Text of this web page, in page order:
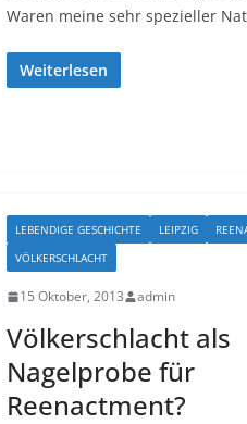
Waren meine sehr spezieller
Weiterlesen
LEBENDIGE GESCHICHTE LEIPZIG
VÖLKERSCHLACHT
15 Oktober, 2013 admin
Völkerschlacht als
Nagelprobe für
Reenactment?